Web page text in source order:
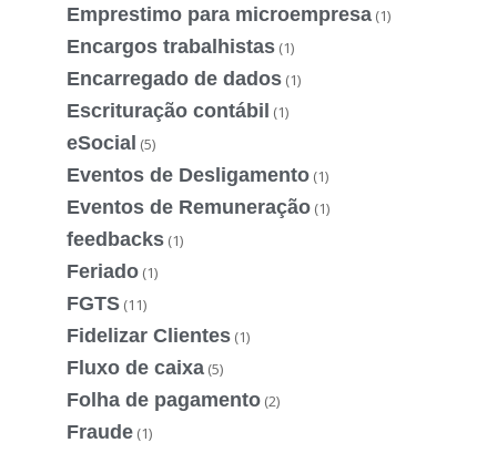
Emprestimo para microempresa (1)
Encargos trabalhistas (1)
Encarregado de dados (1)
Escrituração contábil (1)
eSocial (5)
Eventos de Desligamento (1)
Eventos de Remuneração (1)
feedbacks (1)
Feriado (1)
FGTS (11)
Fidelizar Clientes (1)
Fluxo de caixa (5)
Folha de pagamento (2)
Fraude (1)